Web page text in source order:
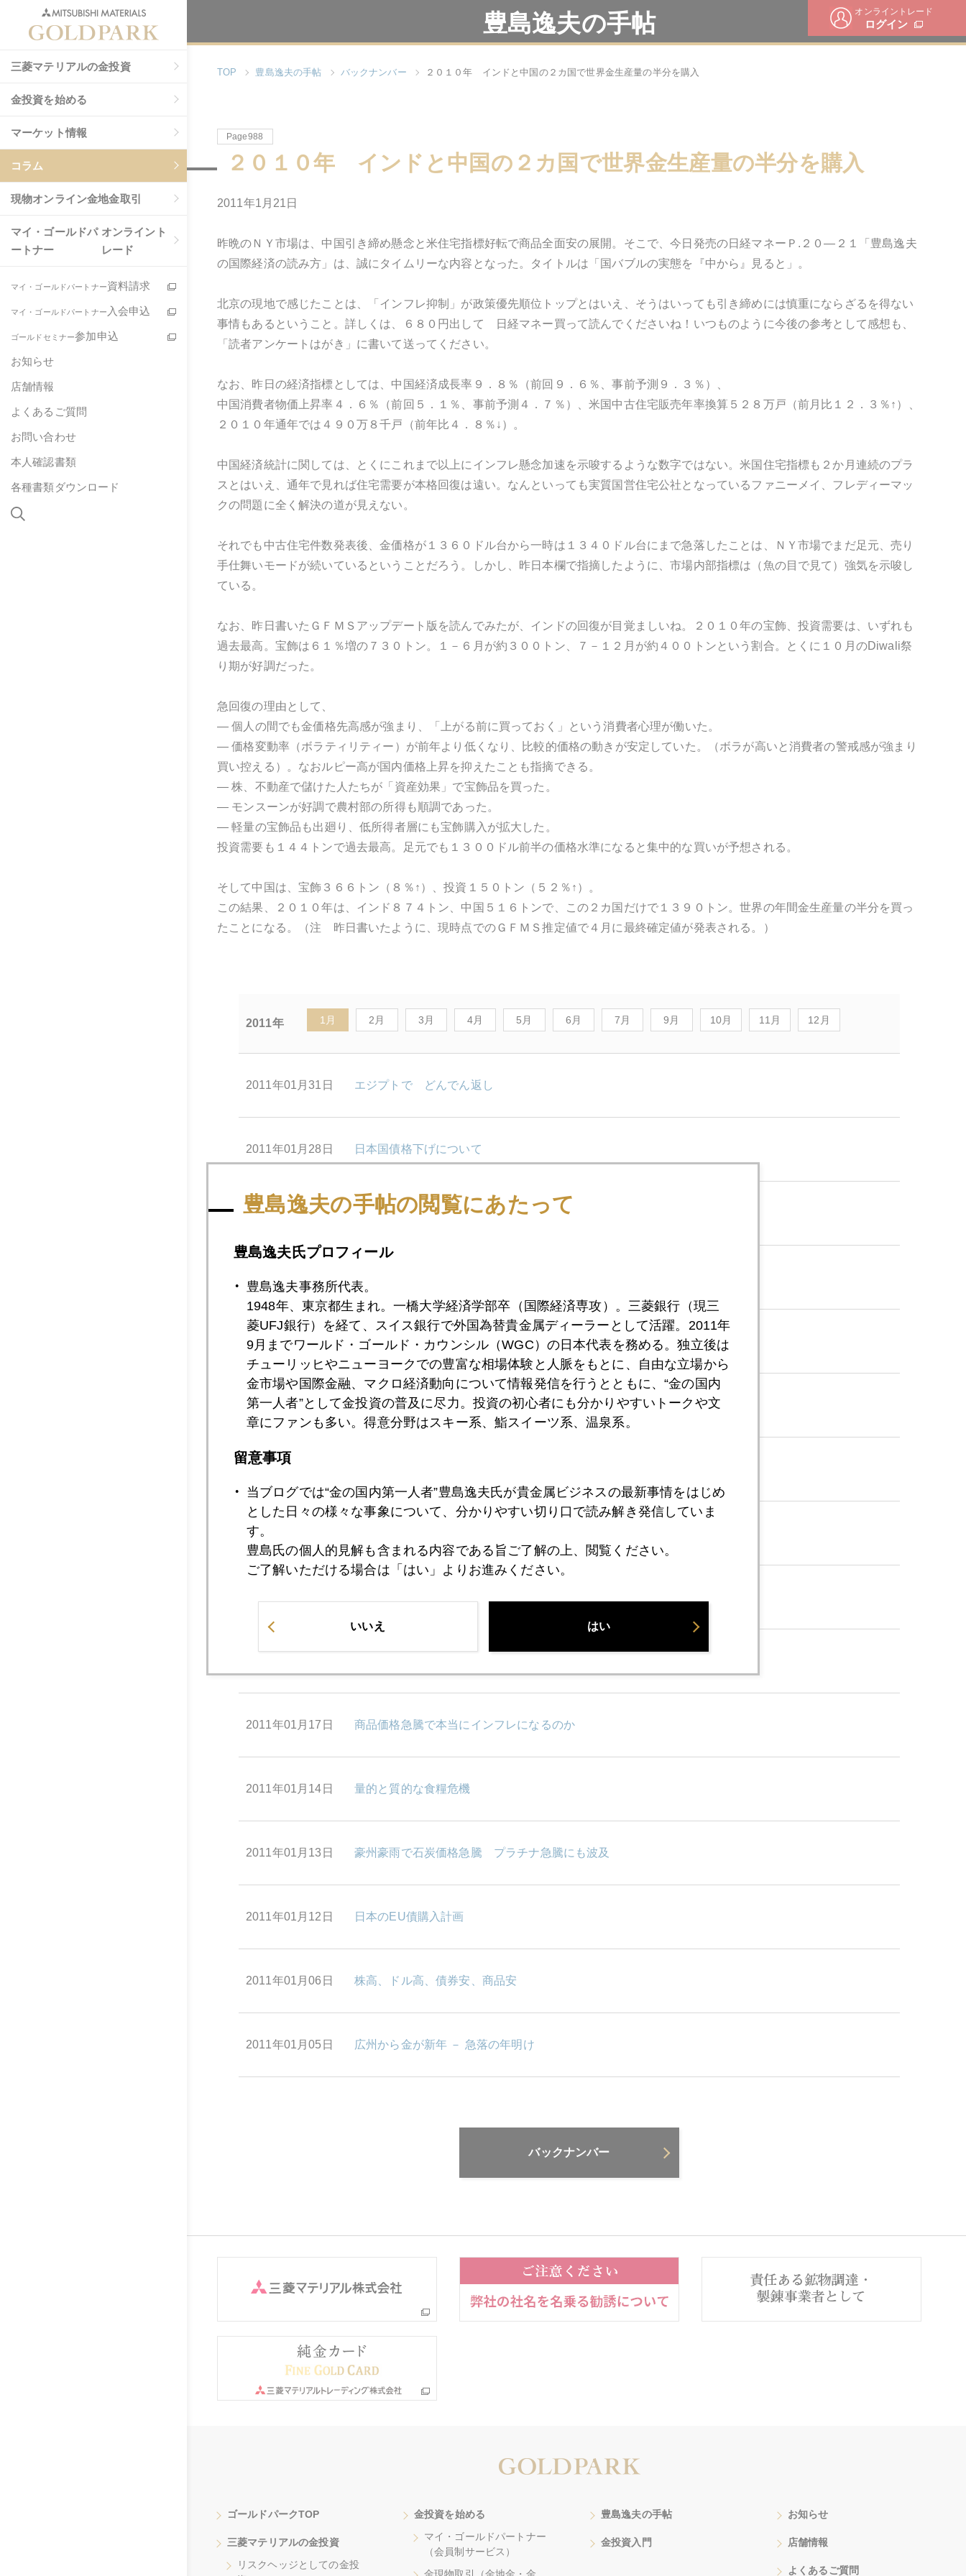
オンライントレード
ログイン
三菱マテリアルの金投資
金投資を始める
マーケット情報
コラム
現物オンライン金地金取引
マイ・ゴールドパ
ートナー
オンライント
レード
マイ・ゴールドパートナー資料請求
マイ・ゴールドパートナー 入会申込
ゴールドセミナー参加申込
お知らせ
店舗情報
よくあるご質問
お問い合わせ
本人確認書類
各種書類ダウンロード
豊島逸夫の手帖
TOP 豊島逸夫の手帖 バックナンバー ２０１０年 インドと中国の２カ国で世界金生産量の半分を購入
Page988
２０１０年 インドと中国の２カ国で世界金生産量の半分を購入
2011年1月21日
昨晩のＮＹ市場は、中国引き締め懸念と米住宅指標好転で商品全面安の展開。そこで、今日発売の日経マネーＰ.２０―２１「豊島逸夫
の国際経済の読み方」は、誠にタイムリーな内容となった。タイトルは「国バブルの実態を『中から』見ると」。
北京の現地で感じたことは、「インフレ抑制」が政策優先順位トップとはいえ、そうはいっても引き締めには慎重にならざるを得ない
事情もあるということ。詳しくは、６８０円出して 日経マネー買って読んでくださいね！いつものように今後の参考として感想も、
「読者アンケートはがき」に書いて送ってください。
なお、昨日の経済指標としては、中国経済成長率９．８％（前回９．６％、事前予測９．３％）、
中国消費者物価上昇率４．６％（前回５．１％、事前予測４．７％）、米国中古住宅販売年率換算５２８万戸（前月比１２．３％↑）、
２０１０年通年では４９０万８千戸（前年比４．８％↓）。
中国経済統計に関しては、とくにこれまで以上にインフレ懸念加速を示唆するような数字ではない。米国住宅指標も２か月連続のプラ
スとはいえ、通年で見れば住宅需要が本格回復は遠い。なんといっても実質国営住宅公社となっているファニーメイ、フレディーマッ
クの問題に全く解決の道が見えない。
それでも中古住宅件数発表後、金価格が１３６０ドル台から一時は１３４０ドル台にまで急落したことは、ＮＹ市場でまだ足元、売り
手仕舞いモードが続いているということだろう。しかし、昨日本欄で指摘したように、市場内部指標は（魚の目で見て）強気を示唆し
ている。
なお、昨日書いたＧＦＭＳアップデート版を読んでみたが、インドの回復が目覚ましいね。２０１０年の宝飾、投資需要は、いずれも
過去最高。宝飾は６１％増の７３０トン。１－６月が約３００トン、７－１２月が約４００トンという割合。とくに１０月のDiwali祭
り期が好調だった。
急回復の理由として、
― 個人の間でも金価格先高感が強まり、「上がる前に買っておく」という消費者心理が働いた。
― 価格変動率（ボラティリティー）が前年より低くなり、比較的価格の動きが安定していた。（ボラが高いと消費者の警戒感が強まり
買い控える）。なおルピー高が国内価格上昇を抑えたことも指摘できる。
― 株、不動産で儲けた人たちが「資産効果」で宝飾品を買った。
― モンスーンが好調で農村部の所得も順調であった。
― 軽量の宝飾品も出廻り、低所得者層にも宝飾購入が拡大した。
投資需要も１４４トンで過去最高。足元でも１３００ドル前半の価格水準になると集中的な買いが予想される。
そして中国は、宝飾３６６トン（８％↑）、投資１５０トン（５２％↑）。
この結果、２０１０年は、インド８７４トン、中国５１６トンで、この２カ国だけで１３９０トン。世界の年間金生産量の半分を買っ
たことになる。（注 昨日書いたように、現時点でのＧＦＭＳ推定値で４月に最終確定値が発表される。）
2011年 1月 2月 3月 4月 5月 6月 7月 9月 10月 11月 12月
2011年01月31日 エジプトで どんでん返し
2011年01月28日 日本国債格下げについて
2011年01月27日 バーナンキ医師団 ステロイド注入継続を決定
2011年01月25日 ドル安、金安
2011年01月24日 膨張するマネー 限りある資源
2011年01月21日
2011年01月20日
2011年01月17日 商品価格急騰で本当にインフレになるのか
2011年01月14日 量的と質的な食糧危機
2011年01月13日 豪州豪雨で石炭価格急騰 プラチナ急騰にも波及
2011年01月12日 日本のEU債購入計画
2011年01月06日 株高、ドル高、債券安、商品安
2011年01月05日 広州から金が新年 － 急落の年明け
バックナンバー
ゴールドパークTOP
三菱マテリアルの金投資
リスクヘッジとしての金投
金投資を始める
マイ・ゴールドパートナー
（会員制サービス）
豊島逸夫の手帖
金投資入門
お知らせ
店舗情報
よくあるご質問
豊島逸夫の手帖の閲覧にあたって
豊島逸夫氏プロフィール
豊島逸夫事務所代表。
1948年、東京都生まれ。一橋大学経済学部卒（国際経済専攻）。三菱銀行（現三
菱UFJ銀行）を経て、スイス銀行で外国為替貴金属ディーラーとして活躍。2011年
9月までワールド・ゴールド・カウンシル（WGC）の日本代表を務める。独立後は
チューリッヒやニューヨークでの豊富な相場体験と人脈をもとに、自由な立場から
金市場や国際金融、マクロ経済動向について情報発信を行うとともに、“金の国内
第一人者”として金投資の普及に尽力。投資の初心者にも分かりやすいトークや文
章にファンも多い。得意分野はスキー系、鮨スイーツ系、温泉系。
留意事項
当ブログでは“金の国内第一人者”豊島逸夫氏が貴金属ビジネスの最新事情をはじめ
とした日々の様々な事象について、分かりやすい切り口で読み解き発信していま
す。
豊島氏の個人的見解も含まれる内容である旨ご了解の上、閲覧ください。
ご了解いただける場合は「はい」よりお進みください。
いいえ はい